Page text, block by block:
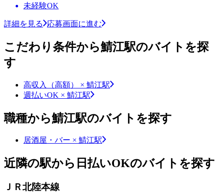
未経験OK
詳細を見る 応募画面に進む
こだわり条件から鯖江駅のバイトを探
す
高収入（高額） × 鯖江駅
週払いOK × 鯖江駅
職種から鯖江駅のバイトを探す
居酒屋・バー × 鯖江駅
近隣の駅から日払いOKのバイトを探す
ＪＲ北陸本線